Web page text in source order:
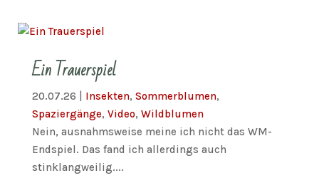
Ein Trauerspiel
20.07.26 Insekten, Sommerblumen,
Spaziergänge, Video, Wildblumen
Nein, ausnahmsweise meine ich nicht das WM-
Endspiel. Das fand ich allerdings auch
stinklangweilig....